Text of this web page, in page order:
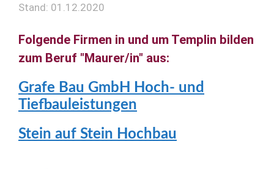
Stand: 01.12.2020
Folgende Firmen in und um Templin bilden
zum Beruf "Maurer/in" aus:
Grafe Bau GmbH Hoch- und
Tiefbauleistungen
Stein auf Stein Hochbau